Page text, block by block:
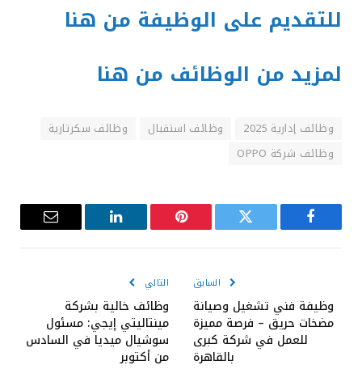
للتقديم على الوظيفة من هنا
لمزيد من الوظائف من هنا
وظائف إدارية 2025 وظائف استقبال
وظائف سكرتارية
وظائف شركة OPPO
فيسبوك تويتر بينتيريست لينكدإن
البريد
السابق
وظيفة فني تشغيل وصيانة
مضخات حريق – فرصة مميزة
للعمل في شركة كبرى
بالقاهرة
التالي
وظائف خالية بشركة
مينتاليتي إيجي: مسئول
سوشيال ميديا في السادس
من أكتوبر